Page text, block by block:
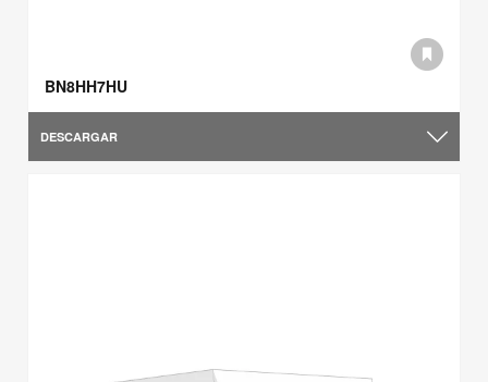
BN8HH7HU
DESCARGAR